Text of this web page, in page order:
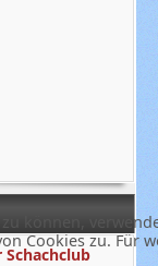
können,
Cookies zu. Für